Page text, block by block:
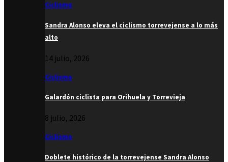
Ciclismo
Sandra Alonso eleva el ciclismo torrevejense a lo más
alto
14 julio, 2026
Ciclismo
Galardón ciclista para Orihuela y Torrevieja
8 julio, 2026
Ciclismo
Doblete histórico de la torrevejense Sandra Alonso